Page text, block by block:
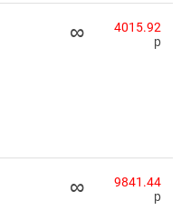
∞
4015.92
p
∞
9841.44
p